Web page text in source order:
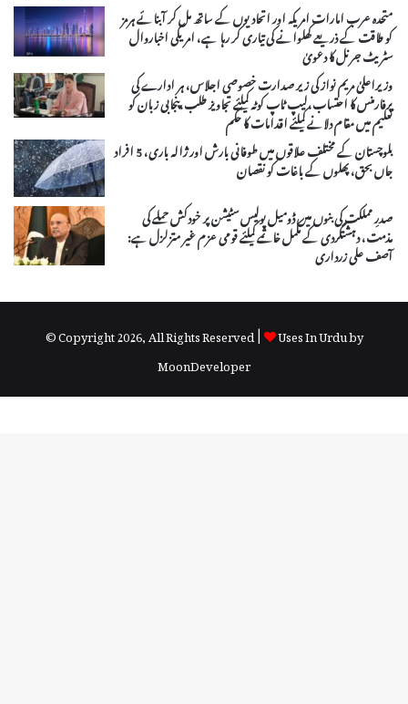
متحدہ عرب امارات امریکہ اور اتحادیوں کے ساتھ مل کر آبنائے ہرمز
کو طاقت کے ذریعے کھلوانے کی تیاری کر رہا ہے، امریکی اخباروال
سٹریٹ جرنل کا دعویٰ
وزیراعلیٰ مریم نواز کی زیر صدارت خصوصی اجلاس، ہر ادارے کی
پرفارمنس کا احتساب،لیپ ٹاپ کوٹہ کیلئے تجاویز طلب،پنجابی زبان کو
تعلیم میں مقام دلانے کیلئے اقدامات کا حکم
بلوچستان کے مختلف علاقوں میں طوفانی بارش اور ژالہ باری، 5 افراد
جاں بحق، پھلوں کے باغات کو نقصان
صدرِ مملکت کی بنوں میں ڈومیل پولیس سٹیشن پر خودکش حملے کی
مذمت، دہشتگردی کے مکمل خاتمے کیلئے قومی عزم غیر متزلزل ہے:
آصف علی زرداری
© Copyright 2026, All Rights Reserved |
Uses In Urdu by
MoonDeveloper